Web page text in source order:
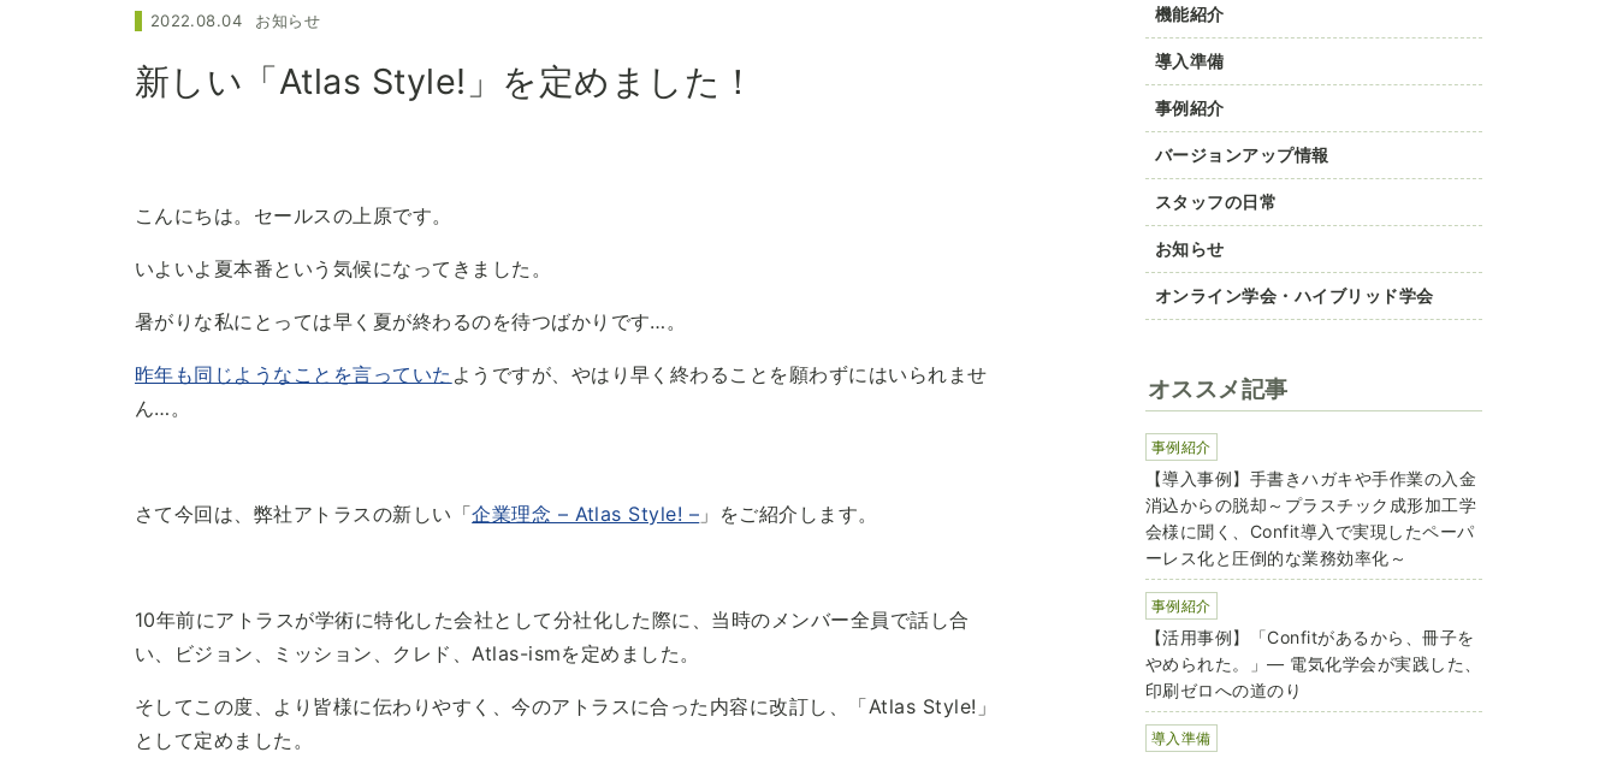
2022.08.04 お知らせ
新しい「Atlas Style!」を定めました！
こんにちは。セールスの上原です。
いよいよ夏本番という気候になってきました。
暑がりな私にとっては早く夏が終わるのを待つばかりです…。
昨年も同じようなことを言っていた ようですが、やはり早く終わることを願わずにはいられませ
ん…。
さて今回は、弊社アトラスの新しい「企業理念 – Atlas Style! – 」をご紹介します。
10年前にアトラスが学術に特化した会社として分社化した際に、当時のメンバー全員で話し合
い、ビジョン、ミッション、クレド、Atlas-ismを定めました。
そしてこの度、より皆様に伝わりやすく、今のアトラスに合った内容に改訂し、「Atlas Style!」
として定めました。
機能紹介
導入準備
事例紹介
バージョンアップ情報
スタッフの日常
お知らせ
オンライン学会・ハイブリッド学会
オススメ記事
事例紹介
【導入事例】手書きハガキや手作業の入金
消込からの脱却～プラスチック成形加工学
会様に聞く、Confit導入で実現したペーパ
ーレス化と圧倒的な業務効率化～
事例紹介
【活用事例】「Confitがあるから、冊子を
やめられた。」― 電気化学会が実践した、
印刷ゼロへの道のり
導入準備